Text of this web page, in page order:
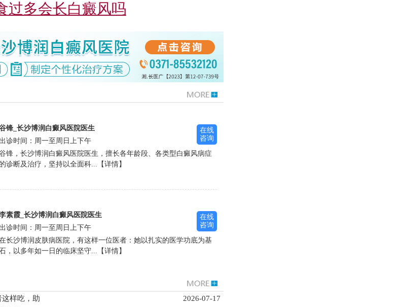
过多会长白癜风吗
锋_长沙博润白癜风医院医生
出诊时间：周一至周日上下午
在线
咨询
锋，长沙博润白癜风医院医生，擅长各年龄段、各类型白癜风病症
的诊断及治疗，坚持以全面科...【详情】
素霞_长沙博润白癜风医院医生
出诊时间：周一至周日上下午
在线
咨询
长沙博润皮肤病医院，有这样一位医者：她以扎实的医学功底为基
，以多年如一日的临床坚守...【详情】
样吃，助
2026-07-17